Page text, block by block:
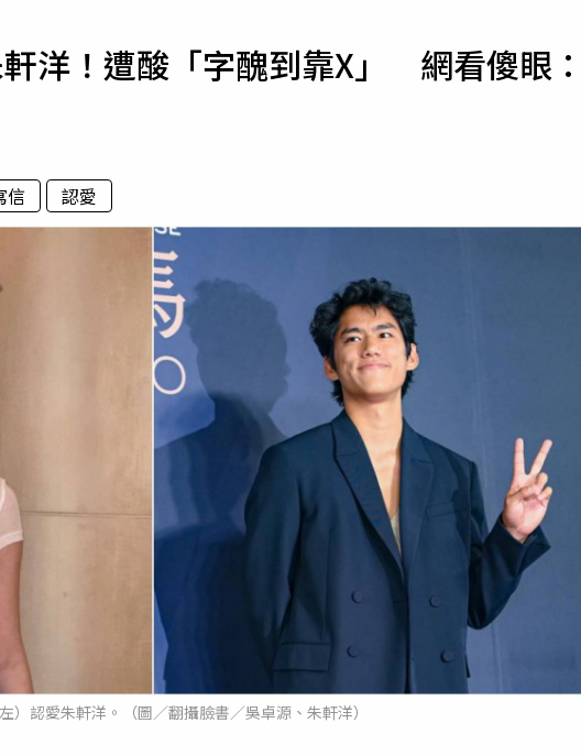
運勢
洋！遭酸「字醜到靠X」 網看傻眼
信 認愛
）認愛朱軒洋。（圖／翻攝臉書／吳卓源、朱軒洋）